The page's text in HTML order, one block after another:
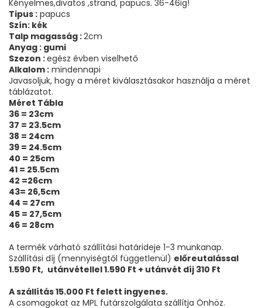
Kényelmes,divatos ,strand, papucs. 36-46ig!
Tipus : papucs
Szín: kék
Talp magasság :2cm
Anyag : gumi
Szezon :egész évben viselhető
Alkalom : mindennapi
Javasoljuk, hogy a méret kiválasztásakor használja a méret
táblázatot.
Méret Tábla
36 = 23cm
37 = 23.5cm
38 = 24cm
39 = 24.5cm
40 = 25cm
41 = 25.5cm
42 =26cm
43= 26,5cm
44 = 27cm
45 = 27,5cm
46 = 28cm
A termék várható szállítási határideje 1-3 munkanap.
Szállítási díj (mennyiségtől függetlenül) előreutalással
1.590 Ft, utánvétellel 1.590 Ft + utánvét díj 310 Ft
A szállítás 15.000 Ft felett ingyenes.
A csomagokat az MPL futárszolgálata szállítja Önhöz.